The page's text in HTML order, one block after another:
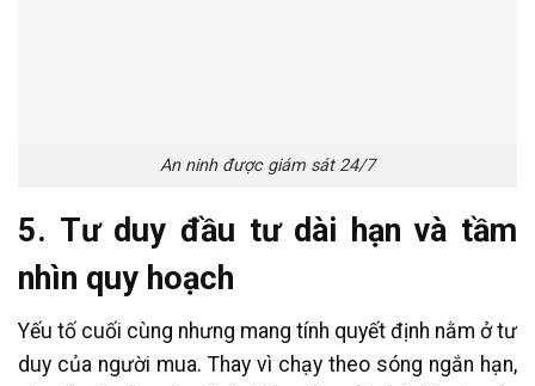
An ninh được giám sát 24/7
5. Tư duy đầu tư dài hạn và tầm
nhìn quy hoạch
Yếu tố cuối cùng nhưng mang tính quyết định nằm ở tư
duy của người mua. Thay vì chạy theo sóng ngắn hạn,